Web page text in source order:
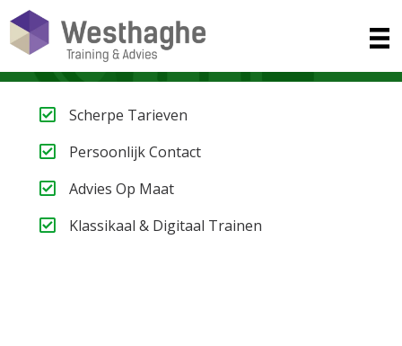
Scherpe Tarieven
Persoonlijk Contact
Advies Op Maat
Klassikaal & Digitaal Trainen